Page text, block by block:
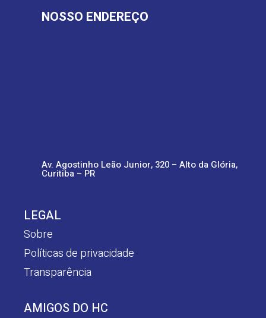
NOSSO ENDEREÇO
Av. Agostinho Leão Junior, 320 – Alto da Glória,
Curitiba – PR
LEGAL
Sobre
Políticas de privacidade
Transparência
AMIGOS DO HC